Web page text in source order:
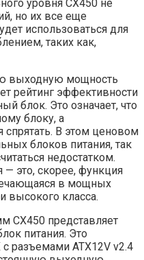
уровня CX450 не
но их все еще
использоваться для
таких как,
выходную мощность
рейтинг эффективности
блок. Это означает, что
блоку, а
В этом ценовом
блоков питания, так
недостатком.
— это, скорее, функция
в мощных
высокого класса.
CX450 представляет
питания. Это
разъемами ATX12V v2.4